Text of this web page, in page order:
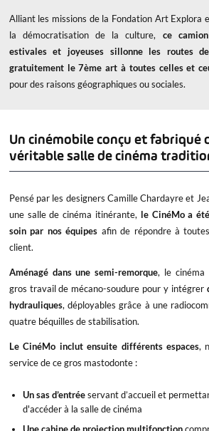
Alliant les missions de la Fondation Art Explora
la démocratisation de la culture, ce
estivales et joyeuses sillonne les routes
gratuitement le 7ème art à toutes celles et
pour des raisons géographiques ou sociales.
Un cinémobile conçu et fabriqué
véritable salle de cinéma
Pensé par les designers Camille Chardayre et
une salle de cinéma itinérante, le CinéMo a
soin par nos équipes afin de répondre à
client.
Aménagé dans une semi-remorque, le cinéma
gros travail de mécano-soudure pour y intégrer
hydrauliques, déployables grâce à une
quatre béquilles de stabilisation.
Le CinéMo inclut ensuite différents espaces,
service de ce gros mastodonte :
Un sas d’entréeservant d’accueil et
d'accéder à la salle de cinéma
Une cabine de projection multifonction